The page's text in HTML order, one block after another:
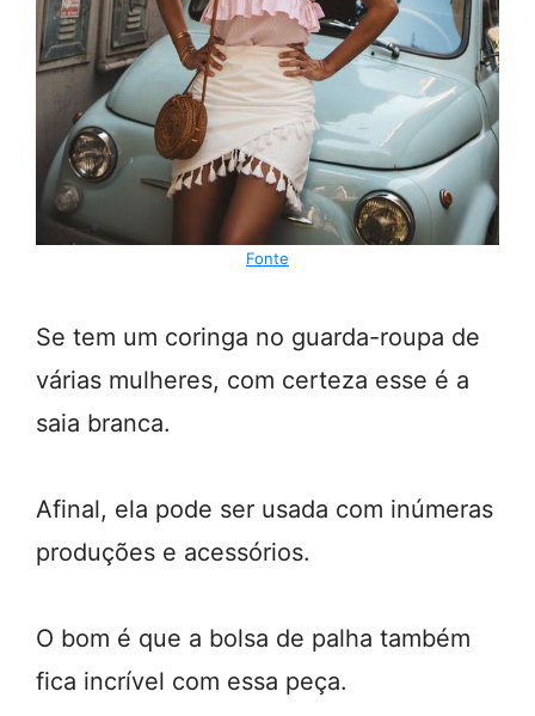
Fonte
Se tem um coringa no guarda-roupa de
várias mulheres, com certeza esse é a
saia branca.
Afinal, ela pode ser usada com inúmeras
produções e acessórios.
O bom é que a bolsa de palha também
fica incrível com essa peça.